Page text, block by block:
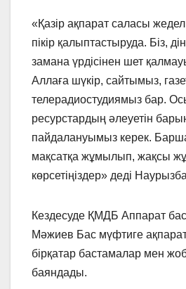
«Қазір ақпарат саласы
пікір қалыптастыруда. Біз,
замана үрдісінен шет
Аллаға шүкір, сайтымыз,
телерадиостудиямыз бар.
ресурстардың әлеуетін
пайдалануымыз керек.
мақсатқа жұмылып, жақсы
көрсетіңіздер» деді
Кездесуде ҚМДБ Аппарат
Мәжиев Бас мүфтиге
бірқатар бастамалар мен
баяндады.